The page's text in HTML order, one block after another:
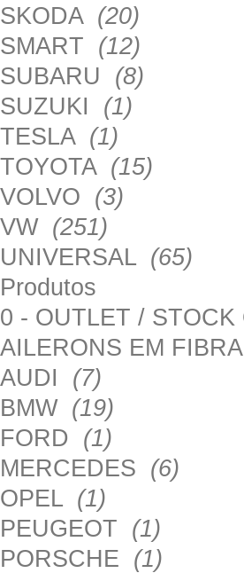
SKODA (20)
SMART (12)
SUBARU (8)
SUZUKI (1)
TESLA (1)
TOYOTA (15)
VOLVO (3)
VW (251)
UNIVERSAL (65)
Produtos
0 - OUTLET / STOCK
AILERONS EM
AUDI (7)
BMW (19)
FORD (1)
MERCEDES (6)
OPEL (1)
PEUGEOT (1)
PORSCHE (1)